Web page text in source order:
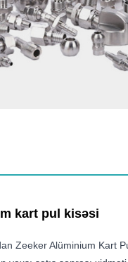
kart pul kisəsi
Zeeker Alüminium Kart